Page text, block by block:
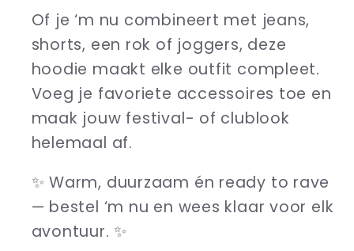
Of je ‘m nu combineert met jeans,
shorts, een rok of joggers, deze
hoodie maakt elke outfit compleet.
Voeg je favoriete accessoires toe en
maak jouw festival- of clublook
helemaal af.
✨ Warm, duurzaam én ready to rave
— bestel ‘m nu en wees klaar voor elk
avontuur. ✨